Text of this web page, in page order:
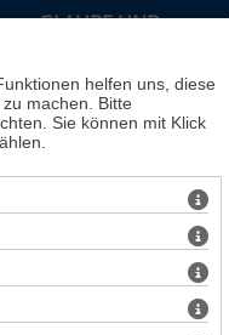
GLAUBE UND
helfen uns, diese
machen.
Bitte
Sie können mit Klick